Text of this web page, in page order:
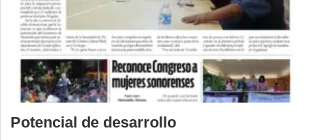
Potencial de desarrollo